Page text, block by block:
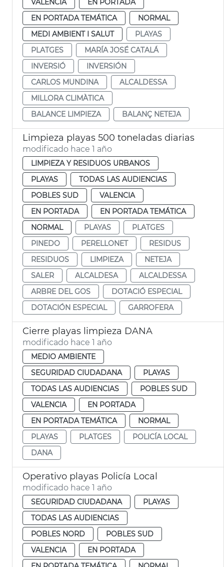
EN PORTADA TEMÁTICA
NORMAL
MEDI AMBIENT I SALUT
PLAYAS
PLATGES
MARÍA JOSÉ CATALÁ
INVERSIÓ
INVERSIÓN
CARLOS MUNDINA
ALCALDESSA
MILLORA CLIMÀTICA
BALANCE LIMPIEZA
BALANÇ NETEJA
Limpieza playas 500 toneladas diarias
modificado hace 1 año
LIMPIEZA Y RESIDUOS URBANOS
PLAYAS
TODAS LAS AUDIENCIAS
POBLES SUD
VALENCIA
EN PORTADA
EN PORTADA TEMÁTICA
NORMAL
PLAYAS
PLATGES
PINEDO
PERELLONET
RESIDUS
RESIDUOS
LIMPIEZA
NETEJA
SALER
ALCALDESA
ALCALDESSA
ARBRE DEL GOS
DOTACIÓ ESPECIAL
DOTACIÓN ESPECIAL
GARROFERA
Cierre playas limpieza DANA
modificado hace 1 año
MEDIO AMBIENTE
SEGURIDAD CIUDADANA
PLAYAS
TODAS LAS AUDIENCIAS
POBLES SUD
VALENCIA
EN PORTADA
EN PORTADA TEMÁTICA
NORMAL
PLAYAS
PLATGES
POLICÍA LOCAL
DANA
Operativo playas Policía Local
modificado hace 1 año
SEGURIDAD CIUDADANA
PLAYAS
TODAS LAS AUDIENCIAS
POBLES NORD
POBLES SUD
VALENCIA
EN PORTADA